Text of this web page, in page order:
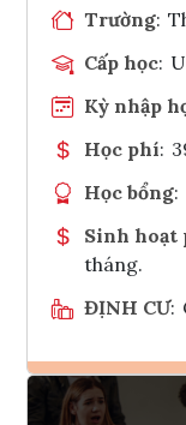
Trường:
Cấp học:
Kỳ nhập
Học phí:
Học bổng:
Sinh hoạt
tháng.
ĐỊNH CƯ: